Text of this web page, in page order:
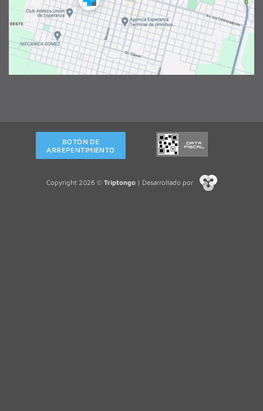
BOTÓN DE
ARREPENTIMIENTO
Copyright 2026 © Triptongo| Desarrollado por